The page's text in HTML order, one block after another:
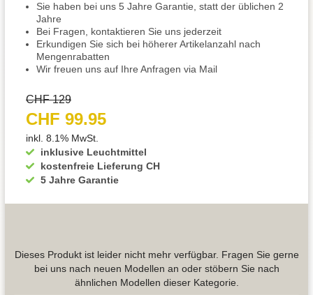
Sie haben bei uns 5 Jahre Garantie, statt der üblichen 2
Jahre
Bei Fragen, kontaktieren Sie uns jederzeit
Erkundigen Sie sich bei höherer Artikelanzahl nach
Mengenrabatten
Wir freuen uns auf Ihre Anfragen via Mail
inklusive Leuchtmittel
kostenfreie Lieferung CH
5 Jahre Garantie
CHF 129
CHF 99.95
inkl. 8.1% MwSt.
Dieses Produkt ist leider nicht mehr verfügbar. Fragen Sie gerne
bei uns nach neuen Modellen an oder stöbern Sie nach
ähnlichen Modellen dieser Kategorie.